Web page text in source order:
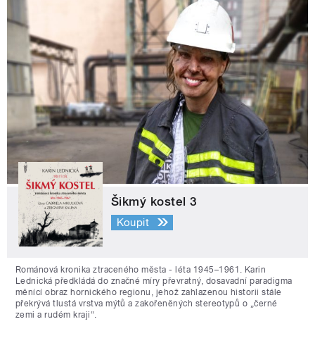
Šikmý kostel 3
Koupit
Románová kronika ztraceného města - léta 1945–1961. Karin
Lednická předkládá do značné míry převratný, dosavadní paradigma
měnící obraz hornického regionu, jehož zahlazenou historii stále
překrývá tlustá vrstva mýtů a zakořeněných stereotypů o „černé
zemi a rudém kraji“.